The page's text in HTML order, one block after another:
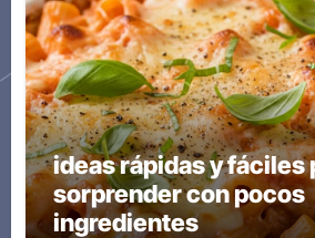
ideas rápidas y fáciles
sorprender con pocos
ingredientes